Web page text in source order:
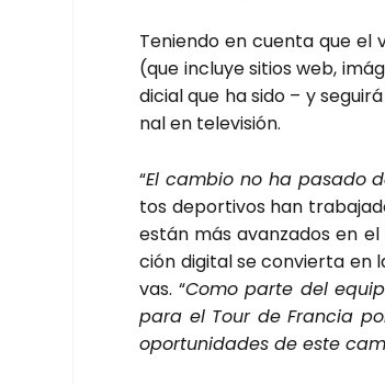
Tenien­do en cuen­ta que el
(que inclu­ye sitios web,
di­cial que ha sido – y
nal en tele­vi­sión.
“El cam­bio no ha pasa­do
tos depor­ti­vos han
están más avan­za­dos en
ción digi­tal se con­vier­ta en
vas. “Como par­te del
para el Tour de Fran­cia
opor­tu­ni­da­des de este